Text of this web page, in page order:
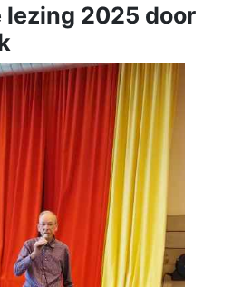
lezing 2025 door